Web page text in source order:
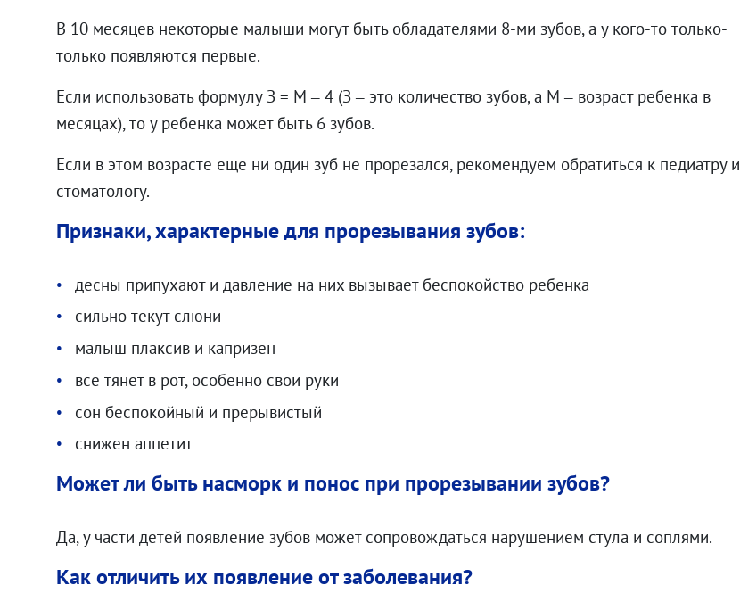
В 10 месяцев некоторые малыши могут быть обладателями 8-ми зубов, а у кого-то только-
только появляются первые.
Если использовать формулу З = М – 4 (З – это количество зубов, а М – возраст ребенка в
месяцах), то у ребенка может быть 6 зубов.
Если в этом возрасте еще ни один зуб не прорезался, рекомендуем обратиться к педиатру и
стоматологу.
Признаки, характерные для прорезывания зубов:
десны припухают и давление на них вызывает беспокойство ребенка
сильно текут слюни
малыш плаксив и капризен
все тянет в рот, особенно свои руки
сон беспокойный и прерывистый
снижен аппетит
Может ли быть насморк и понос при прорезывании зубов?
Да, у части детей появление зубов может сопровождаться нарушением стула и соплями.
Как отличить их появление от заболевания?